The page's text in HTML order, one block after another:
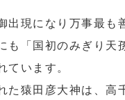
出現になり万事最も
も「国初のみぎり天
います。
た猿田彦大神は、高